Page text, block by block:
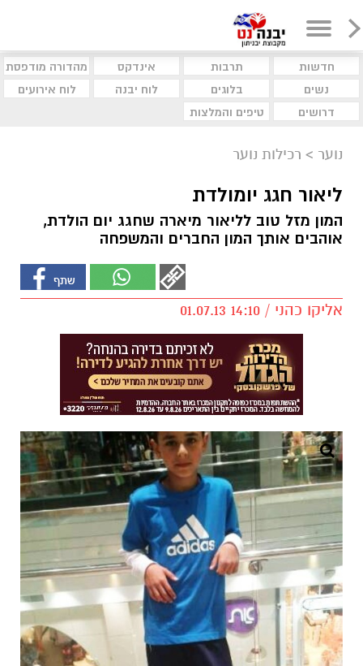
חדשות תרבות אינדקס
מהדורה מודפסת
נשים
בלוגים לוח יבנה
לוח אירועים
דרושים
טיפים והמלצות
נוער > רכילות נוער
ליאור חגג יומולדת
המון מזל טוב לליאור מיארה שחגג יום הולדת,
אוהבים אותך המון החברים והמשפחה
אליקו כהני / 14:10 01.07.13